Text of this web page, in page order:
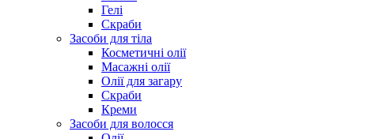
Гелі
Скраби
Засоби для тіла
Косметичні олії
Масажні олії
Олії для загару
Скраби
Креми
Засоби для волосся